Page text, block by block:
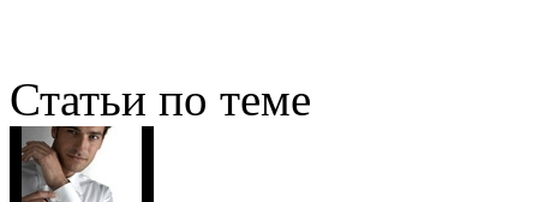
Статьи по теме